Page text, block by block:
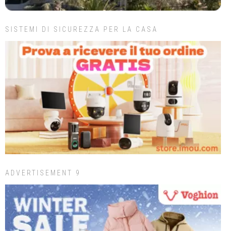
SISTEMI DI SICUREZZA PER LA CASA
ADVERTISEMENT 9